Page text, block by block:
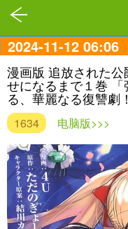
2024-11-12 06:06
漫画版 追放された
せになるまで１巻
る、華麗なる復讐劇
1634 电脑版>>>